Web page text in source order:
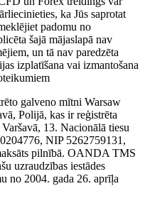
ka Jūs saprotat
padomu no
šajā mājaslapā nav
un tā nav paredzēta
izplatīšana vai izmantošana
galveno mītni Warsaw
Polijā, kas ir reģistrēta
13. Nacionālā tiesu
NIP 5262759131,
pilnībā. OANDA TMS
uzraudzības iestādes
no 2004. gada 26. aprīļa